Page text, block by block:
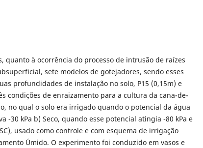
quanto à ocorrência do processo de intrusão de raízes
sete modelos de gotejadores, sendo esses
profundidades de instalação no solo, P15 (0,15m) e
condições de enraizamento para a cultura da cana-de-
no qual o solo era irrigado quando o potencial da água
-30 kPa b) Seco, quando esse potencial atingia -80 kPa e
usado como controle e com esquema de irrigação
Úmido. O experimento foi conduzido em vasos e